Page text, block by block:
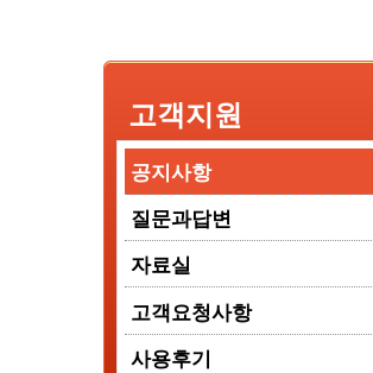
고객지원
공지사항
질문과답변
자료실
고객요청사항
사용후기